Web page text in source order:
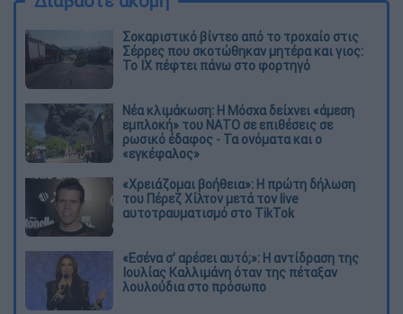
Σοκαριστικό βίντεο από το τροχαίο στις
Σέρρες που σκοτώθηκαν μητέρα και γιος:
Το ΙΧ πέφτει πάνω στο φορτηγό
Νέα κλιμάκωση: Η Μόσχα δείχνει «άμεση
εμπλοκή» του ΝΑΤΟ σε επιθέσεις σε
ρωσικό έδαφος - Τα ονόματα και ο
«εγκέφαλος»
«Χρειάζομαι βοήθεια»: Η πρώτη δήλωση
του Πέρεζ Χίλτον μετά τον live
αυτοτραυματισμό στο TikTok
«Εσένα σ’ αρέσει αυτό;»: Η αντίδραση της
Ιουλίας Καλλιμάνη όταν της πέταξαν
λουλούδια στο πρόσωπο